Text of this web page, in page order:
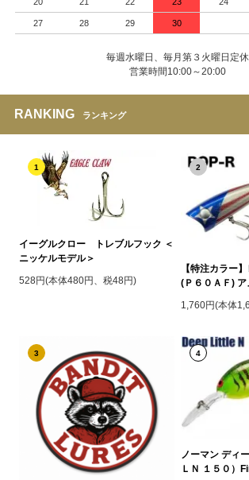
27 28 29 30
毎週水曜日、毎月第３火曜日定休
営業時間10:00～20:00
RANKING ランキング
1
イーグルクロー トレブルフック ＜
ニッケルモデル＞
528円(本体480円、税48円)
2
【特注カラー
(Ｐ６０ＡＦ)
1,760円(本体
3 4
ノーマン ディ
ＬＮ １５０）